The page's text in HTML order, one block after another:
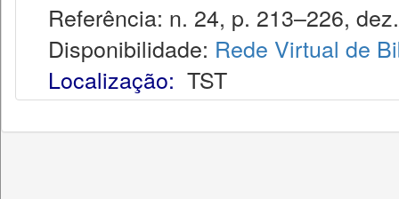
Referência: n. 24, p. 213–226,
Disponibilidade: Rede Virtual de
Localização: TST